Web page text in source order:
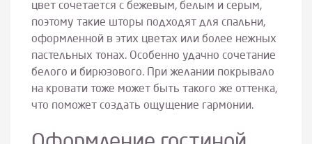
цвет сочетается с бежевым, белым и серым,
поэтому такие шторы подходят для спальни,
оформленной в этих цветах или более нежных
пастельных тонах. Особенно удачно сочетание
белого и бирюзового. При желании покрывало
на кровати тоже может быть такого же оттенка,
что поможет создать ощущение гармонии.